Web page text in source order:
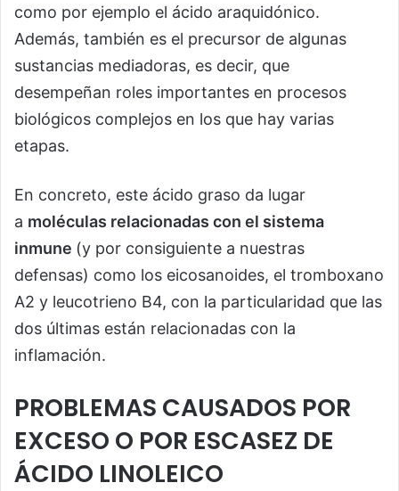
como por ejemplo el ácido araquidónico.
Además, también es el precursor de algunas
sustancias mediadoras, es decir, que
desempeñan roles importantes en procesos
biológicos complejos en los que hay varias
etapas.
En concreto, este ácido graso da lugar
a moléculas relacionadas con el sistema
inmune (y por consiguiente a nuestras
defensas) como los eicosanoides, el tromboxano
A2 y leucotrieno B4, con la particularidad que las
dos últimas están relacionadas con la
inflamación.
PROBLEMAS CAUSADOS POR
EXCESO O POR ESCASEZ DE
ÁCIDO LINOLEICO